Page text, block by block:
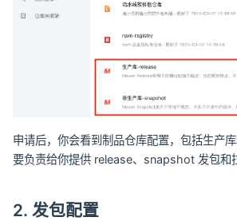
申请后，你会看到制品仓库配置，包括生产
要负责给你提供 release、snapshot 发包和
2. 发包配置